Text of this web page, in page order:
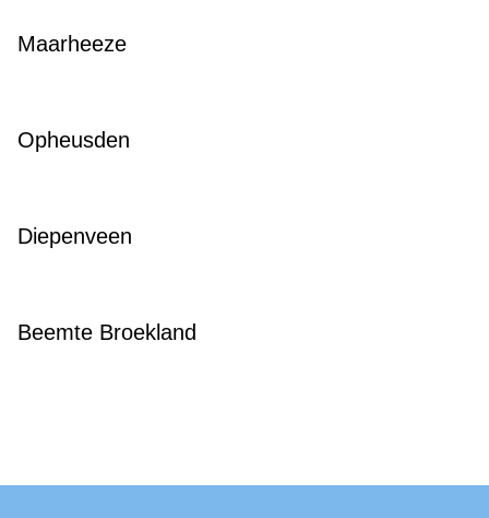
Maarheeze
Opheusden
Diepenveen
Beemte Broekland